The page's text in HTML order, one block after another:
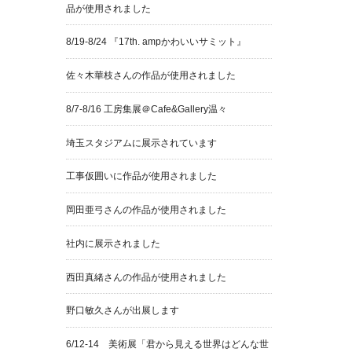
品が使用されました
8/19-8/24 『17th. ampかわいいサミット』
佐々木華枝さんの作品が使用されました
8/7-8/16 工房集展＠Cafe&Gallery温々
埼玉スタジアムに展示されています
工事仮囲いに作品が使用されました
岡田亜弓さんの作品が使用されました
社内に展示されました
西田真緒さんの作品が使用されました
野口敏久さんが出展します
6/12-14 美術展「君から見える世界はどんな世